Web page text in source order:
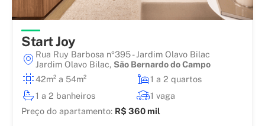
Start Joy
Rua Ruy Barbosa nº395 - Jardim Olavo Bilac
Jardim Olavo Bilac, São Bernardo do Campo
42m² a 54m²
1 a 2 quartos
1 a 2 banheiros
1 vaga
Preço do apartamento: R$ 360 mil